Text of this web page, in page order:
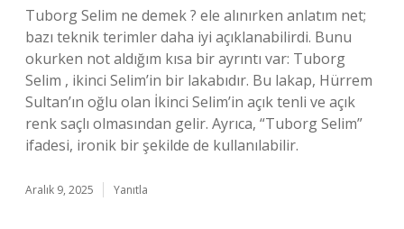
Tuborg Selim ne demek ? ele alınırken anlatım net;
bazı teknik terimler daha iyi açıklanabilirdi. Bunu
okurken not aldığım kısa bir ayrıntı var: Tuborg
Selim , ikinci Selim’in bir lakabıdır. Bu lakap, Hürrem
Sultan’ın oğlu olan İkinci Selim’in açık tenli ve açık
renk saçlı olmasından gelir. Ayrıca, “Tuborg Selim”
ifadesi, ironik bir şekilde de kullanılabilir.
Aralık 9, 2025 Yanıtla